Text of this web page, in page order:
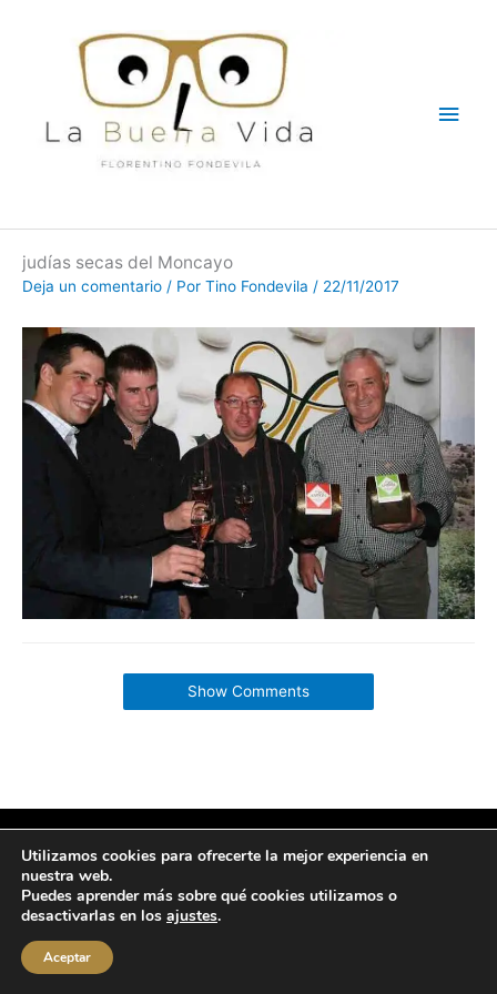
judías secas del Moncayo
Deja un comentario / Por Tino Fondevila / 22/11/2017
Show Comments
Sitio web protegido por Mantenimiento web Zaragoza
Aviso Legal Política de privacidad
Política de cookies
Contacta conmigo
Utilizamos cookies para ofrecerte la mejor experiencia en
nuestra web.
Puedes aprender más sobre qué cookies utilizamos o
desactivarlas en los ajustes.
Aceptar